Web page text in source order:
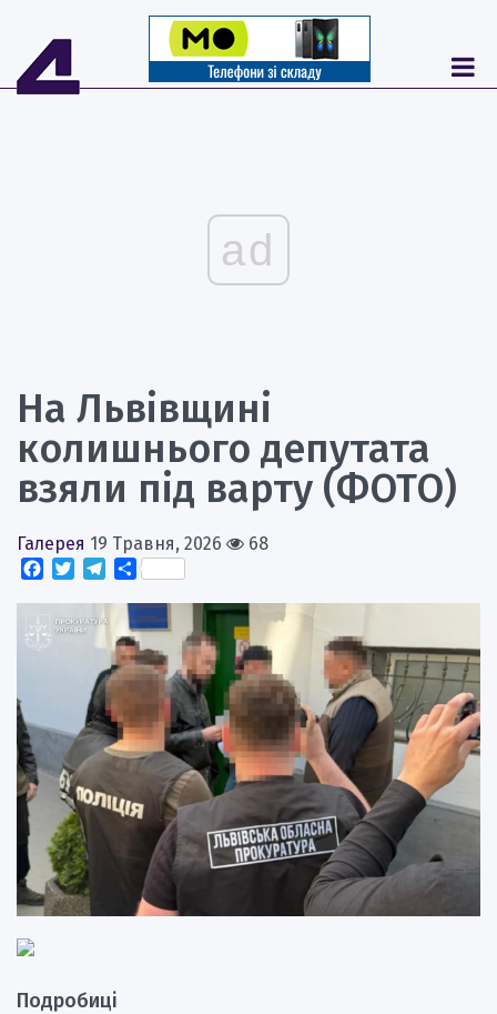
ad
На Львівщині
колишнього депутата
взяли під варту (ФОТО)
Галерея 19 Травня, 2026
68
Facebook
TwitterTelegram
Поділитися
Подробиці